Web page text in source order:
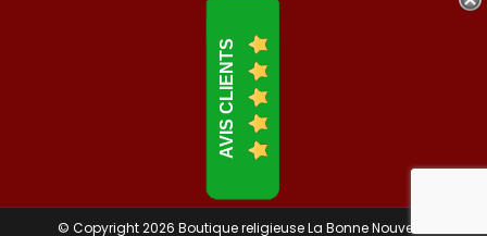
AVIS CLIENTS
© Copyright 2026 Boutique religieuse La Bonne Nouvelle.